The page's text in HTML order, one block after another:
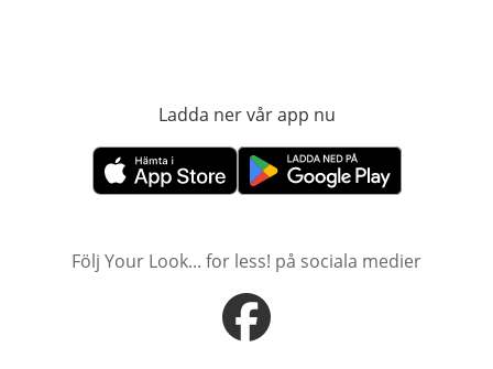
Ladda ner vår app nu
öppnas i nytt fönsteröppnas i nytt fönster
Följ Your Look... for less! på sociala medier
öppnas i nytt fönster